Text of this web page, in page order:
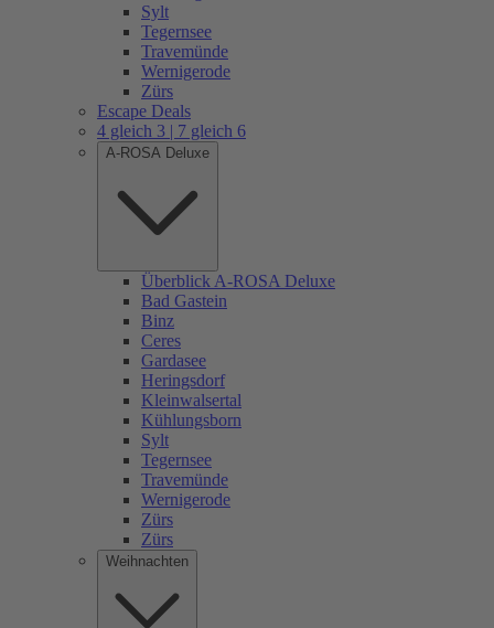
Sylt
Tegernsee
Travemünde
Wernigerode
Zürs
Escape Deals
4 gleich 3 | 7 gleich 6
A-ROSA Deluxe
Überblick A-ROSA Deluxe
Bad Gastein
Binz
Ceres
Gardasee
Heringsdorf
Kleinwalsertal
Kühlungsborn
Sylt
Tegernsee
Travemünde
Wernigerode
Zürs
Zürs
Weihnachten